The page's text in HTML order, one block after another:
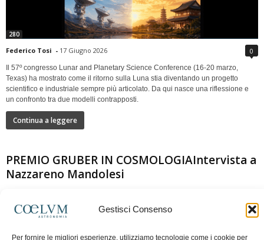
Gestisci Consenso
Per fornire le migliori esperienze, utilizziamo tecnologie come i cookie per
280
Federico Tosi - 17 Giugno 2026 0
Il 57º congresso Lunar and Planetary Science Conference (16-20 marzo,
Texas) ha mostrato come il ritorno sulla Luna stia diventando un progetto
scientifico e industriale sempre più articolato. Da qui nasce una riflessione e
un confronto tra due modelli contrapposti.
Continua a leggere
PREMIO GRUBER IN COSMOLOGIAIntervista a
Nazzareno Mandolesi